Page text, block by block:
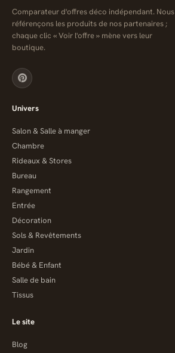
Comparateur d'offres déco indépendant. Nous
référençons les produits de nos partenaires ;
chaque clic « Voir l'offre » mène vers leur
boutique.
Univers
Salon & Salle à manger
Chambre
Rideaux & Stores
Bureau
Rangement
Entrée
Décoration
Sols & Revêtements
Jardin
Bébé & Enfant
Salle de bain
Tissus
Le site
Blog